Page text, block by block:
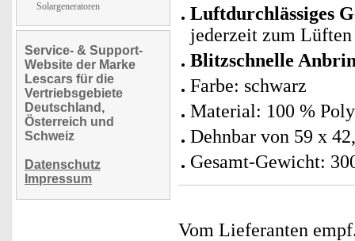
Solargeneratoren
Service- & Support-
Website der Marke
Lescars für die
Vertriebsgebiete
Deutschland,
Österreich und
Schweiz
Datenschutz
Impressum
Luftdurchlässiges
jederzeit zum
Blitzschnelle
Farbe: schwarz
Material: 100 %
Dehnbar von 59 x
Gesamt-Gewicht:
Vom Lieferanten